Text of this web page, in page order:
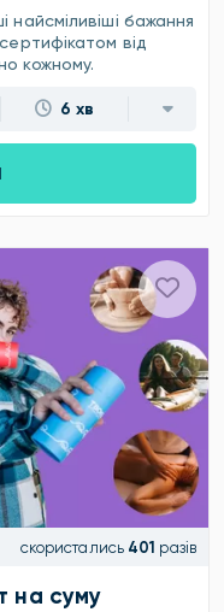
бажання
від
кожному.
6 хв
скористались 401 разів
на суму